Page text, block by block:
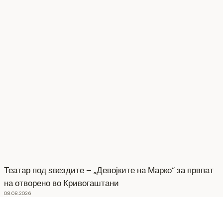
Театар под ѕвездите – „Девојките на Марко“ за првпат
на отворено во Кривогаштани
08.08.2026